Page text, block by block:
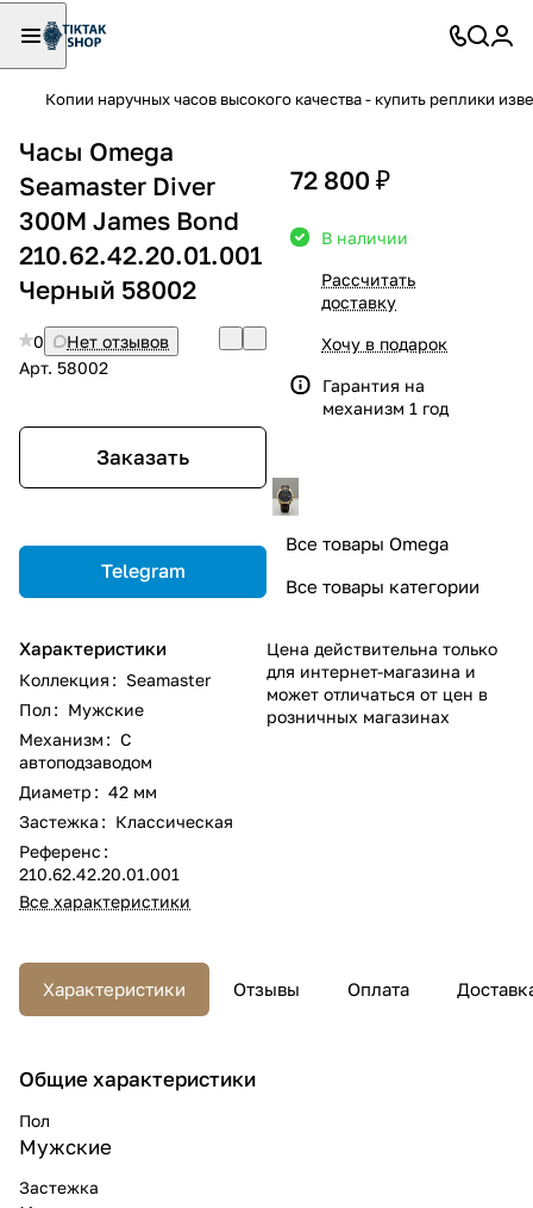
Копии наручных часов высокого качества - купить реплики
Часы Omega
Seamaster Diver
300M James Bond
210.62.42.20.01.001
Черный 58002
0
Нет отзывов
Арт. 58002
Заказать
Telegram
Характеристики
Коллекция : Seamaster
Пол : Мужские
Механизм : С
автоподзаводом
Диаметр : 42 мм
Застежка : Классическая
Референс :
210.62.42.20.01.001
Все характеристики
72 800 ₽
В наличии
Рассчитать
доставку
Хочу в подарок
Гарантия на
механизм 1 год
Все товары Omega
Все товары категории
Цена действительна только
для интернет-магазина и
может отличаться от цен в
розничных магазинах
Характеристики Отзывы Оплата
Общие характеристики
Пол
Мужские
Застежка